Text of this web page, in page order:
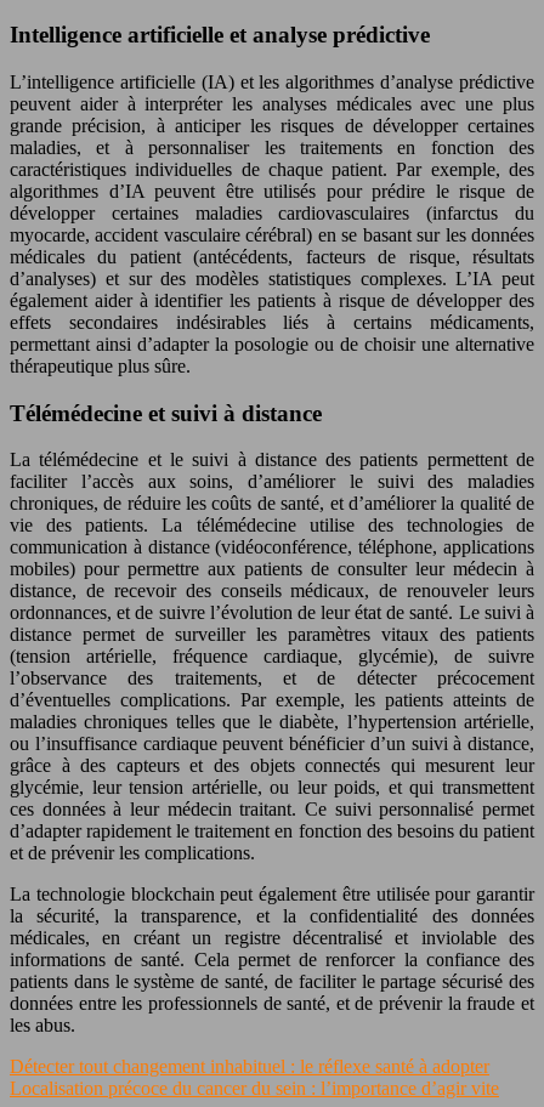
Intelligence artificielle et analyse prédictive
L’intelligence artificielle (IA) et les algorithmes d’analyse prédictive
peuvent aider à interpréter les analyses médicales avec une plus
grande précision, à anticiper les risques de développer certaines
maladies, et à personnaliser les traitements en fonction des
caractéristiques individuelles de chaque patient. Par exemple, des
algorithmes d’IA peuvent être utilisés pour prédire le risque de
développer certaines maladies cardiovasculaires (infarctus du
myocarde, accident vasculaire cérébral) en se basant sur les données
médicales du patient (antécédents, facteurs de risque, résultats
d’analyses) et sur des modèles statistiques complexes. L’IA peut
également aider à identifier les patients à risque de développer des
effets secondaires indésirables liés à certains médicaments,
permettant ainsi d’adapter la posologie ou de choisir une alternative
thérapeutique plus sûre.
Télémédecine et suivi à distance
La télémédecine et le suivi à distance des patients permettent de
faciliter l’accès aux soins, d’améliorer le suivi des maladies
chroniques, de réduire les coûts de santé, et d’améliorer la qualité de
vie des patients. La télémédecine utilise des technologies de
communication à distance (vidéoconférence, téléphone, applications
mobiles) pour permettre aux patients de consulter leur médecin à
distance, de recevoir des conseils médicaux, de renouveler leurs
ordonnances, et de suivre l’évolution de leur état de santé. Le suivi à
distance permet de surveiller les paramètres vitaux des patients
(tension artérielle, fréquence cardiaque, glycémie), de suivre
l’observance des traitements, et de détecter précocement
d’éventuelles complications. Par exemple, les patients atteints de
maladies chroniques telles que le diabète, l’hypertension artérielle,
ou l’insuffisance cardiaque peuvent bénéficier d’un suivi à distance,
grâce à des capteurs et des objets connectés qui mesurent leur
glycémie, leur tension artérielle, ou leur poids, et qui transmettent
ces données à leur médecin traitant. Ce suivi personnalisé permet
d’adapter rapidement le traitement en fonction des besoins du patient
et de prévenir les complications.
La technologie blockchain peut également être utilisée pour garantir
la sécurité, la transparence, et la confidentialité des données
médicales, en créant un registre décentralisé et inviolable des
informations de santé. Cela permet de renforcer la confiance des
patients dans le système de santé, de faciliter le partage sécurisé des
données entre les professionnels de santé, et de prévenir la fraude et
les abus.
Détecter tout changement inhabituel : le réflexe santé à adopter
Localisation précoce du cancer du sein : l’importance d’agir vite